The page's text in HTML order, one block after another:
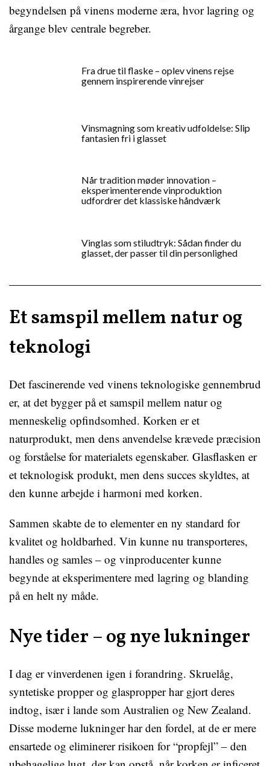
begyndelsen på vinens moderne æra, hvor lagring og
årgange blev centrale begreber.
Fra drue til flaske – oplev vinens rejse
gennem inspirerende vinrejser
Vinsmagning som kreativ udfoldelse: Slip
fantasien fri i glasset
Når tradition møder innovation –
eksperimenterende vinproduktion
udfordrer det klassiske håndværk
Vinglas som stiludtryk: Sådan finder du
glasset, der passer til din personlighed
Et samspil mellem natur og
teknologi
Det fascinerende ved vinens teknologiske gennembrud
er, at det bygger på et samspil mellem natur og
menneskelig opfindsomhed. Korken er et
naturprodukt, men dens anvendelse krævede præcision
og forståelse for materialets egenskaber. Glasflasken er
et teknologisk produkt, men dens succes skyldtes, at
den kunne arbejde i harmoni med korken.
Sammen skabte de to elementer en ny standard for
kvalitet og holdbarhed. Vin kunne nu transporteres,
handles og samles – og vinproducenter kunne
begynde at eksperimentere med lagring og blanding
på en helt ny måde.
Nye tider – og nye lukninger
I dag er vinverdenen igen i forandring. Skruelåg,
syntetiske propper og glaspropper har gjort deres
indtog, især i lande som Australien og New Zealand.
Disse moderne lukninger har den fordel, at de er mere
ensartede og eliminerer risikoen for “propfejl” – den